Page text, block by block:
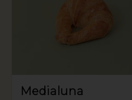
Medialuna